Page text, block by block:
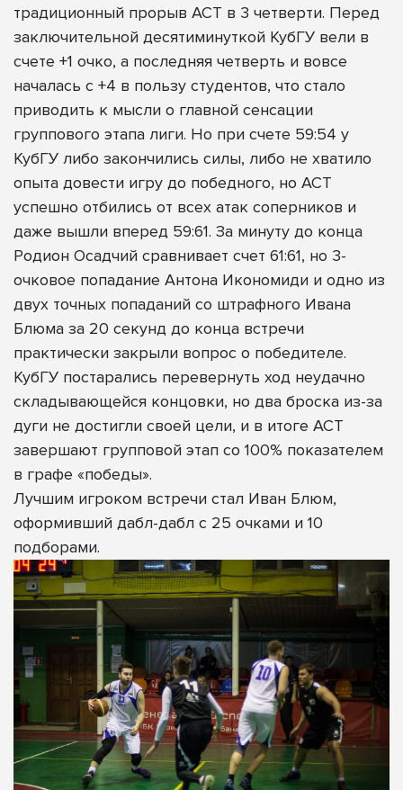
традиционный прорыв АСТ в 3 четверти. Перед
заключительной десятиминуткой КубГУ вели в
счете +1 очко, а последняя четверть и вовсе
началась с +4 в пользу студентов, что стало
приводить к мысли о главной сенсации
группового этапа лиги. Но при счете 59:54 у
КубГУ либо закончились силы, либо не хватило
опыта довести игру до победного, но АСТ
успешно отбились от всех атак соперников и
даже вышли вперед 59:61. За минуту до конца
Родион Осадчий сравнивает счет 61:61, но 3-
очковое попадание Антона Икономиди и одно из
двух точных попаданий со штрафного Ивана
Блюма за 20 секунд до конца встречи
практически закрыли вопрос о победителе.
КубГУ постарались перевернуть ход неудачно
складывающейся концовки, но два броска из-за
дуги не достигли своей цели, и в итоге АСТ
завершают групповой этап со 100% показателем
в графе «победы».
Лучшим игроком встречи стал Иван Блюм,
оформивший дабл-дабл с 25 очками и 10
подборами.